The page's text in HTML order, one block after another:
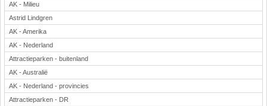
AK - Milieu
Astrid Lindgren
AK - Amerika
AK - Nederland
Attractieparken - buitenland
AK - Australië
AK - Nederland - provincies
Attractieparken - DR